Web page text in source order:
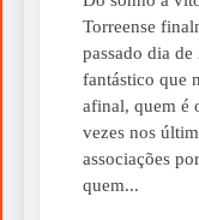
Torreense
passado dia
fantástico que
afinal, quem é
vezes nos
associações
quem...